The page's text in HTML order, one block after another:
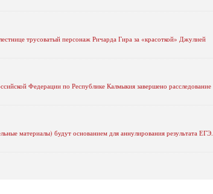
трусоватый персонаж Ричарда Гира за «красоткой» Джулией
Федерации по Республике Калмыкия завершено расследование
материалы) будут основанием для аннулирования результата ЕГЭ.